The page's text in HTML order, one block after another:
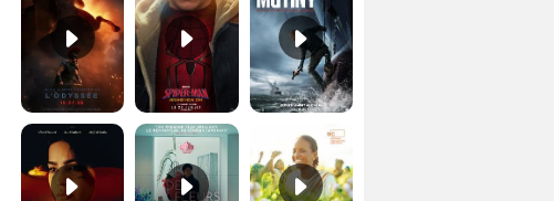
Les Silences de Riyad Bande-annonce VO STFR Cotton Queen Bande-annonce VO STFR